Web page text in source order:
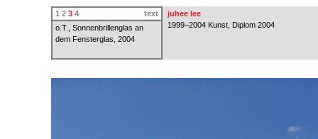
1 2 3 4
text
o.T., Sonnenbrillenglas an
dem Fensterglas, 2004
juhee lee
1999–2004 Kunst, Diplom 2004